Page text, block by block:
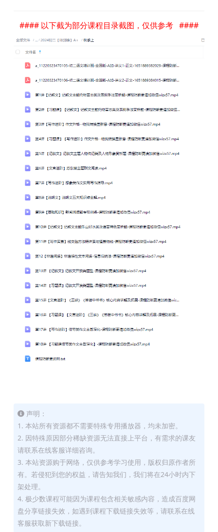
#### 以下截为部分课程目录截图，仅供参考 ####
声明：
1. 本站所有资源都不需要特殊专用播放器，均未加密。
2. 因特殊原因部分稀缺资源无法直接上平台，有需求的课友
请联系在线客服详细咨询。
3. 本站资源购于网络，仅供参考学习使用，版权归原作者所
有。若侵犯到您的权益，请告知我们，我们将在24小时内下
架处理。
4. 极少数课程可能因为课程包含相关敏感内容，造成百度网
盘分享链接失效，如遇到课程下载链接失效等，请联系在线
客服获取新下载链接。